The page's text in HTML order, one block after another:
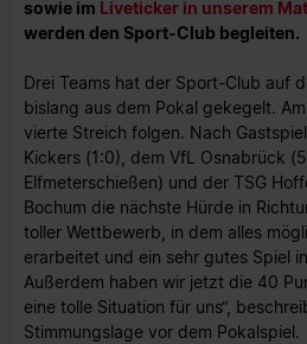
sowie im Liveticker in unserem
werden den Sport-Club begleiten.
Drei Teams hat der Sport-Club auf
bislang aus dem Pokal gekegelt.
vierte Streich folgen. Nach
Kickers (1:0), dem VfL Osnabrück
Elfmeterschießen) und der TSG
Bochum die nächste Hürde in
toller Wettbewerb, in dem alles
erarbeitet und ein sehr gutes Spiel
Außerdem haben wir jetzt die 40
eine tolle Situation für uns“,
Stimmungslage vor dem Pokalspiel.